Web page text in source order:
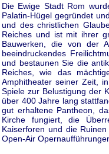
Die Ewige Stadt Rom
Palatin-Hügel gegründet
und des christlichen
Reiches und ist mit ihrer
Bauwerken, die von der
beeindruckendes
und bestaunen Sie die
Reiches, wie das
Amphitheater seiner Zeit,
Spiele zur Belustigung der
über 400 Jahre lang
gut erhaltene Pantheon,
Kirche fungiert, die
Kaiserforen und die
Open-Air